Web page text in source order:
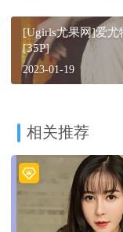
[Ugirls尤果网]爱尤
[35P]
2023-01-19
相关推荐